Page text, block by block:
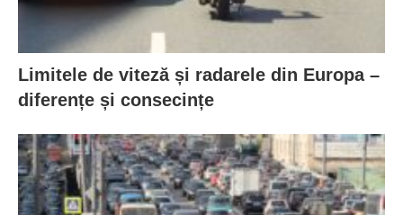
Limitele de viteză și radarele din Europa –
diferențe și consecințe